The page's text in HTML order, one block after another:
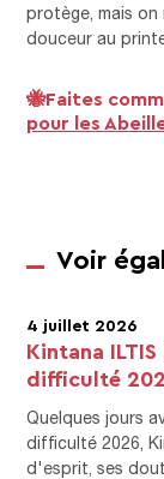
protège, mais on
douceur au
🐝Faites
pour les
Voir
4 juillet 2026
Kintana
difficulté
Quelques jours
difficulté 2026,
d'esprit, ses